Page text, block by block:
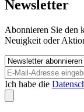
Newsletter
Abonnieren Sie den
Neuigkeit oder
Ich habe die